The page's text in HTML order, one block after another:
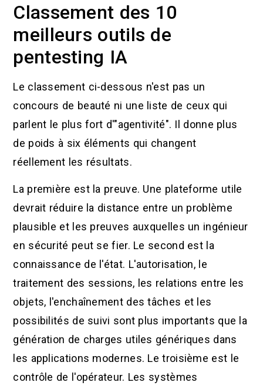
Classement des 10
meilleurs outils de
pentesting IA
Le classement ci-dessous n'est pas un
concours de beauté ni une liste de ceux qui
parlent le plus fort d'"agentivité". Il donne plus
de poids à six éléments qui changent
réellement les résultats.
La première est la preuve. Une plateforme utile
devrait réduire la distance entre un problème
plausible et les preuves auxquelles un ingénieur
en sécurité peut se fier. Le second est la
connaissance de l'état. L'autorisation, le
traitement des sessions, les relations entre les
objets, l'enchaînement des tâches et les
possibilités de suivi sont plus importants que la
génération de charges utiles génériques dans
les applications modernes. Le troisième est le
contrôle de l'opérateur. Les systèmes